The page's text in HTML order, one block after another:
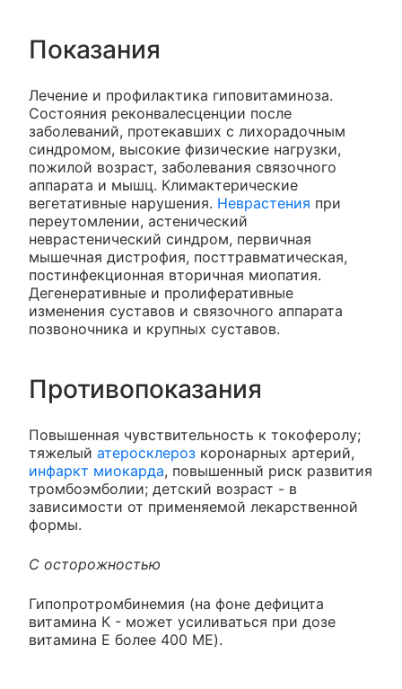
Показания
Лечение и профилактика гиповитаминоза.
Состояния реконвалесценции после
заболеваний, протекавших с лихорадочным
синдромом, высокие физические нагрузки,
пожилой возраст, заболевания связочного
аппарата и мышц. Климактерические
вегетативные нарушения. Неврастения при
переутомлении, астенический
неврастенический синдром, первичная
мышечная дистрофия, посттравматическая,
постинфекционная вторичная миопатия.
Дегенеративные и пролиферативные
изменения суставов и связочного аппарата
позвоночника и крупных суставов.
Противопоказания
Повышенная чувствительность к токоферолу;
тяжелый атеросклероз коронарных артерий,
инфаркт миокарда, повышенный риск развития
тромбоэмболии; детский возраст - в
зависимости от применяемой лекарственной
формы.
С осторожностью
Гипопротромбинемия (на фоне дефицита
витамина К - может усиливаться при дозе
витамина Е более 400 ME).